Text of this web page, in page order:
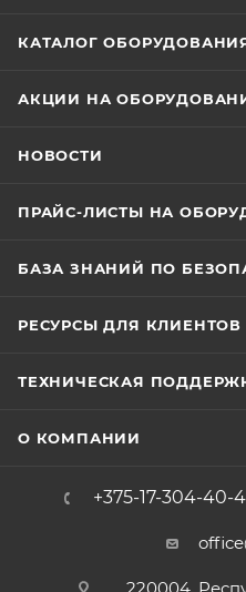
КАТАЛОГ
АКЦИИ НА
НОВОСТИ
ПРАЙС-ЛИСТЫ НА
БАЗА ЗНАНИЙ ПО
РЕСУРСЫ ДЛЯ КЛИЕНТОВ
ТЕХНИЧЕСКАЯ
О КОМПАНИИ
+375-17-304-40-